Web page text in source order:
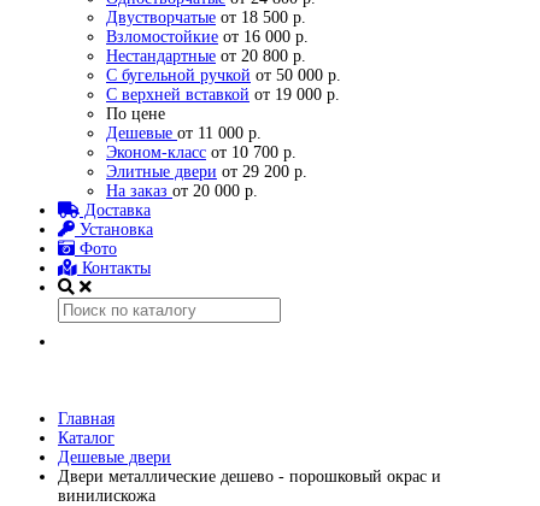
Двустворчатые от 18 500 р.
Взломостойкие от 16 000 р.
Нестандартные от 20 800 р.
С бугельной ручкой от 50 000 р.
С верхней вставкой от 19 000 р.
По цене
Дешевые от 11 000 р.
Эконом-класс от 10 700 р.
Элитные двери от 29 200 р.
На заказ от 20 000 р.
Доставка
Установка
Фото
Контакты
Главная
Каталог
Дешевые двери
Двери металлические дешево - порошковый окрас и
винилискожа